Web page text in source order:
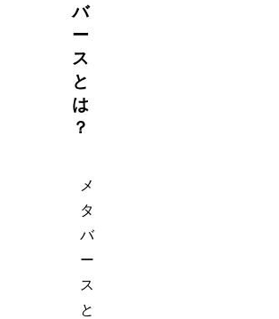
バ
ー
ス
と
は
？
メ
タ
バ
ー
ス
と